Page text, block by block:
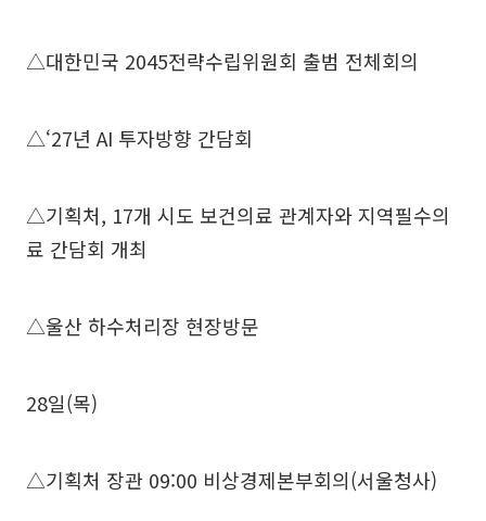
△대한민국 2045전략수립위원회 출범 전체회의
△‘27년 AI 투자방향 간담회
△기획처, 17개 시도 보건의료 관계자와 지역필수의
료 간담회 개최
△울산 하수처리장 현장방문
28일(목)
△기획처 장관 09:00 비상경제본부회의(서울청사)